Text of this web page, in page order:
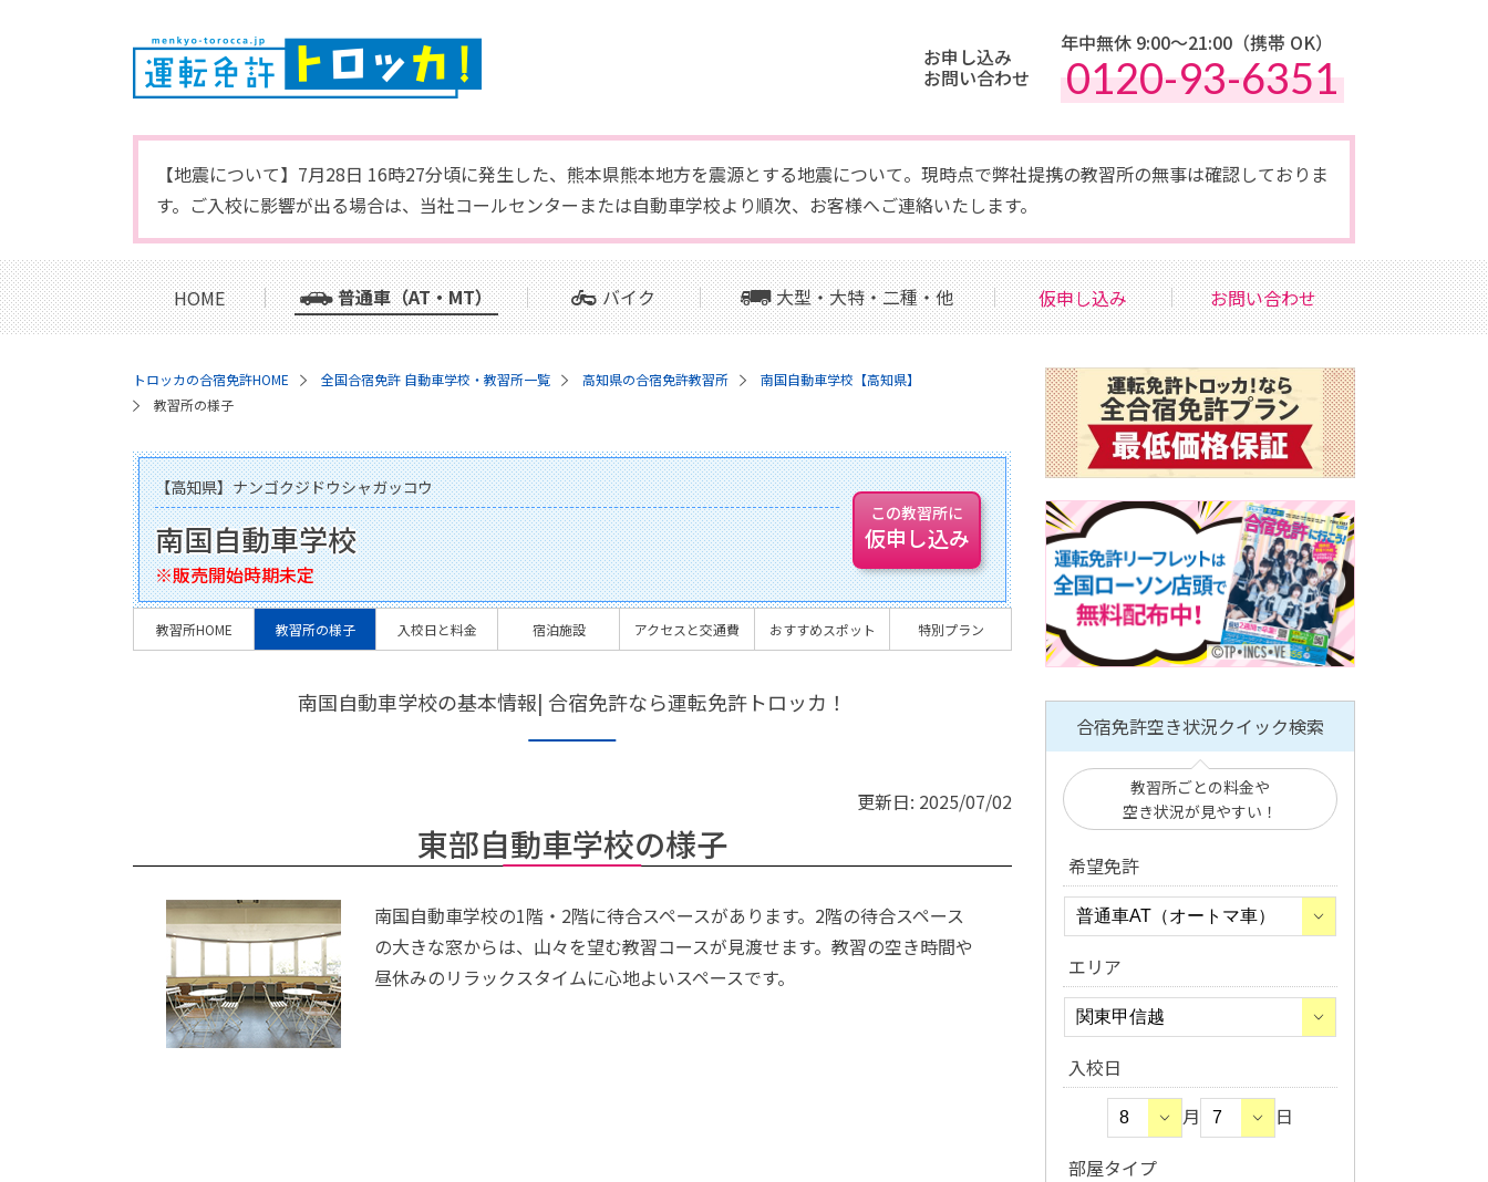
お申し込み
お問い合わせ
年中無休 9:00〜21:00（携帯 OK）
0120-93-6351
【地震について】7月28日 16時27分頃に発生した、熊本県熊本地方を震源とする地震について。現時点で弊社提携の教習所の無事は確認しておりま
す。ご入校に影響が出る場合は、当社コールセンターまたは自動車学校より順次、お客様へご連絡いたします。
HOME 普通車（AT・MT） バイク 大型・大特・二種・他 仮申し込み お問い合わせ
トロッカの合宿免許HOME 全国合宿免許 自動車学校・教習所一覧 高知県の合宿免許教習所
南国自動車学校【高知県】
教習所の様子
【高知県】ナンゴクジドウシャガッコウ
南国自動車学校
※販売開始時期未定
この教習所に
仮申し込み
教習所HOME 教習所の様子 入校日と料金 宿泊施設 アクセスと交通費 おすすめスポット 特別プラン
南国自動車学校の基本情報| 合宿免許なら運転免許トロッカ！
更新日: 2025/07/02
東部自動車学校の様子
南国自動車学校の1階・2階に待合スペースがあります。2階の待合スペース
の大きな窓からは、山々を望む教習コースが見渡せます。教習の空き時間や
昼休みのリラックスタイムに心地よいスペースです。
合宿免許空き状況クイック検索
教習所ごとの料金や
空き状況が見やすい！
希望免許
エリア
入校日
月
日
部屋タイプ